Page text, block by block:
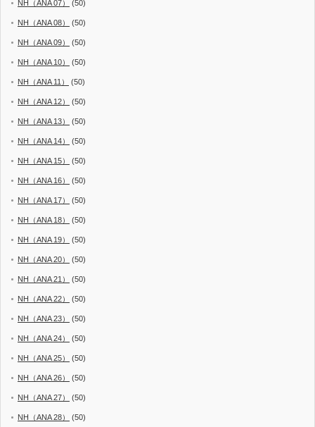
NH（ANA 07） (50)
NH（ANA 08） (50)
NH（ANA 09） (50)
NH（ANA 10） (50)
NH（ANA 11） (50)
NH（ANA 12） (50)
NH（ANA 13） (50)
NH（ANA 14） (50)
NH（ANA 15） (50)
NH（ANA 16） (50)
NH（ANA 17） (50)
NH（ANA 18） (50)
NH（ANA 19） (50)
NH（ANA 20） (50)
NH（ANA 21） (50)
NH（ANA 22） (50)
NH（ANA 23） (50)
NH（ANA 24） (50)
NH（ANA 25） (50)
NH（ANA 26） (50)
NH（ANA 27） (50)
NH（ANA 28） (50)